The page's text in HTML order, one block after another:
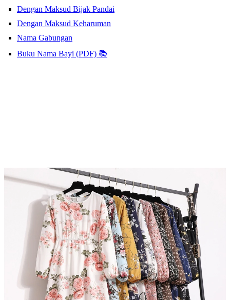
Dengan Maksud Bijak Pandai
Dengan Maksud Keharuman
Nama Gabungan
Buku Nama Bayi (PDF) 📚